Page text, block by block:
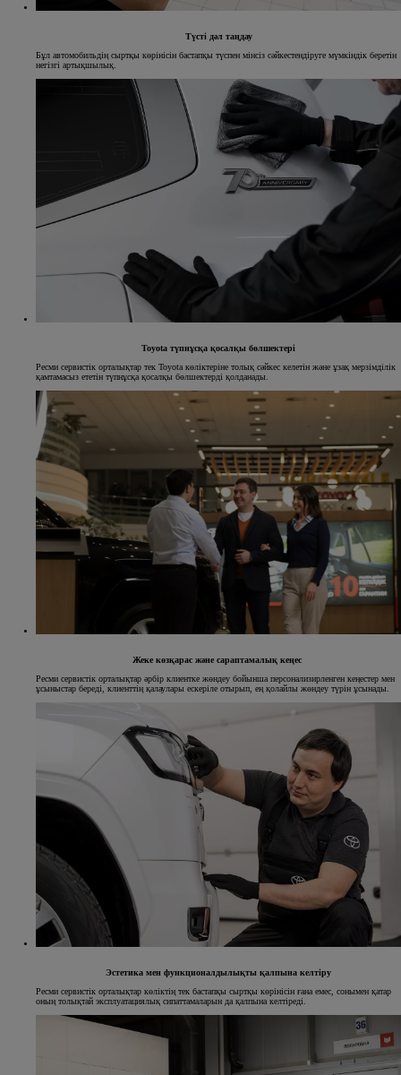
Түсті дәл таңдау
Бұл автомобильдің сыртқы көрінісін бастапқы түспен мінсіз сәйкестендіруге мүмкіндік беретін
негізгі артықшылық.
Toyota түпнұсқа қосалқы бөлшектері
Ресми сервистік орталықтар тек Toyota көліктеріне толық сәйкес келетін және ұзақ мерзімділік
қамтамасыз ететін түпнұсқа қосалқы бөлшектерді қолданады.
Жеке көзқарас және сараптамалық кеңес
Ресми сервистік орталықтар әрбір клиентке жөндеу бойынша персонализирленген кеңестер мен
ұсыныстар береді, клиенттің қалаулары ескеріле отырып, ең қолайлы жөндеу түрін ұсынады.
Эстетика мен функционалдылықты қалпына келтіру
Ресми сервистік орталықтар көліктің тек бастапқы сыртқы көрінісін ғана емес, сонымен қатар
оның толықтай эксплуатациялық сипаттамаларын да қалпына келтіреді.